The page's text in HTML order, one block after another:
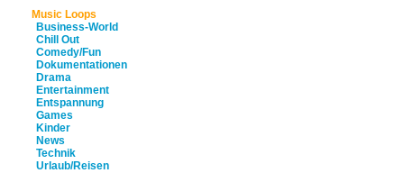
Music Loops
Business-World
Chill Out
Comedy/Fun
Dokumentationen
Drama
Entertainment
Entspannung
Games
Kinder
News
Technik
Urlaub/Reisen